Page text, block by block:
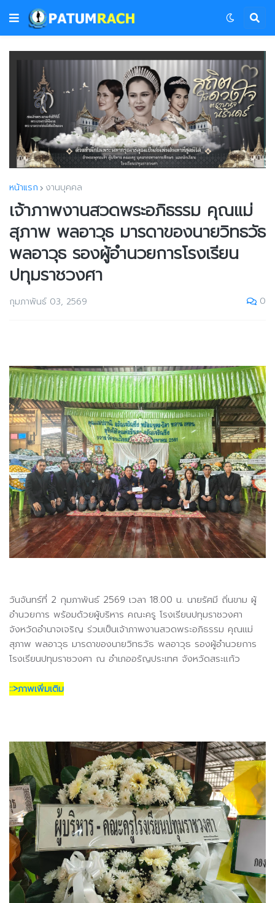
หน้าแรก งานบุคคล
เจ้าภาพงานสวดพระอภิธรรม คุณแม่
สุภาพ พลอาวุธ มารดาของนายวิทธวัธ
พลอาวุธ รองผู้อำนวยการโรงเรียน
ปทุมราชวงศา
กุมภาพันธ์ 03, 2569 0
วันจันทร์ที่ 2 กุมภาพันธ์ 2569 เวลา 18.00 น. นายรัศมี ถิ่นขาม ผู้
อำนวยการ พร้อมด้วยผู้บริหาร คณะครู โรงเรียนปทุมราชวงศา
จังหวัดอำนาจเจริญ ร่วมเป็นเจ้าภาพงานสวดพระอภิธรรม คุณแม่
สุภาพ พลอาวุธ มารดาของนายวิทธวัธ พลอาวุธ รองผู้อำนวยการ
โรงเรียนปทุมราชวงศา ณ อำเภออรัญประเทศ จังหวัดสระแก้ว
::>ภาพเพิ่มเติม